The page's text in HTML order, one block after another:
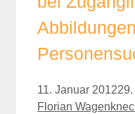
11. Januar 2012
Florian